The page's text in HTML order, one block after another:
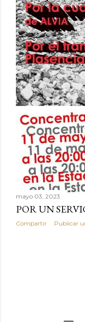
mayo 03, 2023
POR UN
Compartir Publicar